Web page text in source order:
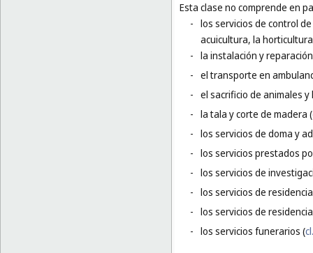
Esta clase no comprende en
- los servicios de control
acuicultura, la
- la instalación y
- el transporte en
- el sacrificio de animales
- la tala y corte de madera (
- los servicios de doma y
- los servicios prestados
- los servicios de
- los servicios de
- los servicios de
- los servicios funerarios (